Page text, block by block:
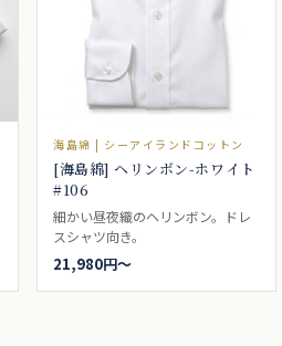
海島綿 | シーアイランドコットン
[海島綿] ヘリンボン-ホワイト
#106
細かい昼夜織のヘリンボン。ドレ
スシャツ向き。
21,980円〜